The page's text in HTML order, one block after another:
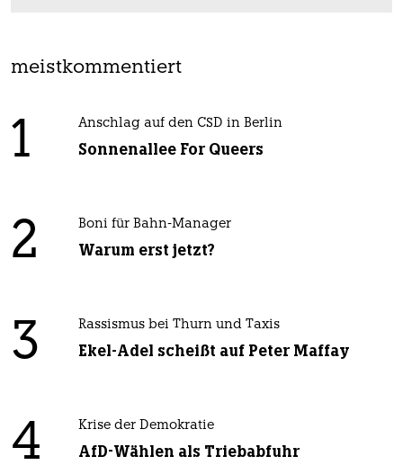
meistkommentiert
1 Anschlag auf den CSD in Berlin
Sonnenallee For Queers
2 Boni für Bahn-Manager
Warum erst jetzt?
3 Rassismus bei Thurn und Taxis
Ekel-Adel scheißt auf Peter Maffay
4 Krise der Demokratie
AfD-Wählen als Triebabfuhr